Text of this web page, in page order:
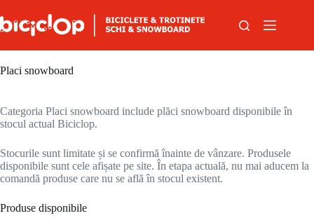
Placi snowboard
Categoria Placi snowboard include plăci snowboard disponibile în
stocul actual Biciclop.
Stocurile sunt limitate și se confirmă înainte de vânzare. Produsele
disponibile sunt cele afișate pe site. În etapa actuală, nu mai aducem la
comandă produse care nu se află în stocul existent.
Produse disponibile